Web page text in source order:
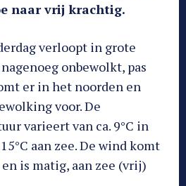
naar vrij krachtig.
verloopt in grote
onbewolkt, pas
er in het noorden en
voor. De
varieert van ca. 9°C in
aan zee. De wind komt
is matig, aan zee (vrij)